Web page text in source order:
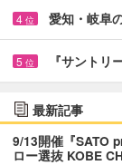
4 位 愛知・岐阜
5 位 『サント
最新記事
9/13開催『SATO
ロー選抜 KOBE